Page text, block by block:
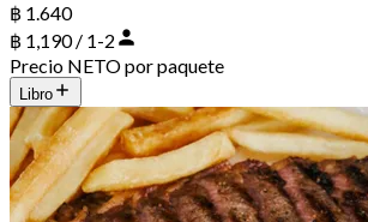
฿ 1.640
฿ 1,190 / 1-2
Precio NETO por paquete
Libro